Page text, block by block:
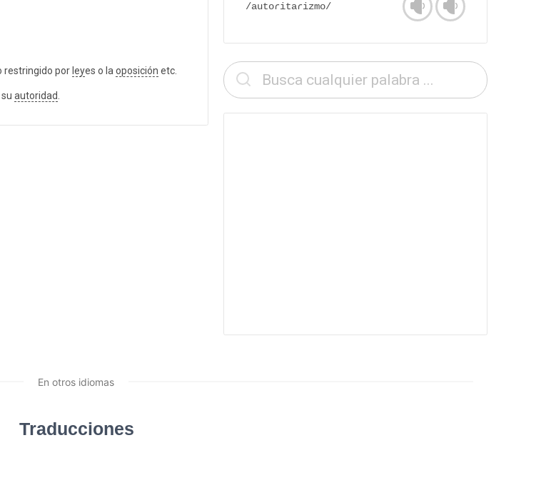
restringido por leyes o laoposición etc.
autoridad.
/autoɾitaɾizmo/
En otros idiomas
Traducciones